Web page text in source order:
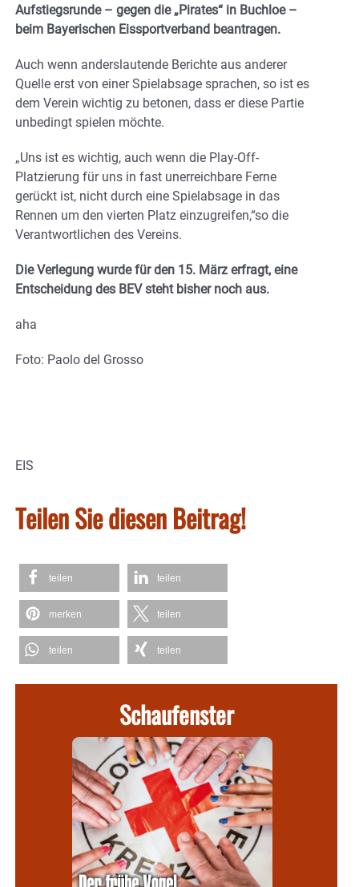
Aufstiegsrunde – gegen die „Pirates“ in Buchloe –
beim Bayerischen Eissportverband beantragen.
Auch wenn anderslautende Berichte aus anderer
Quelle erst von einer Spielabsage sprachen, so ist es
dem Verein wichtig zu betonen, dass er diese Partie
unbedingt spielen möchte.
„Uns ist es wichtig, auch wenn die Play-Off-
Platzierung für uns in fast unerreichbare Ferne
gerückt ist, nicht durch eine Spielabsage in das
Rennen um den vierten Platz einzugreifen,“so die
Verantwortlichen des Vereins.
Die Verlegung wurde für den 15. März erfragt, eine
Entscheidung des BEV steht bisher noch aus.
aha
Foto: Paolo del Grosso
EIS
Teilen Sie diesen Beitrag!
teilen teilen
merken teilen
teilen teilen
Schaufenster